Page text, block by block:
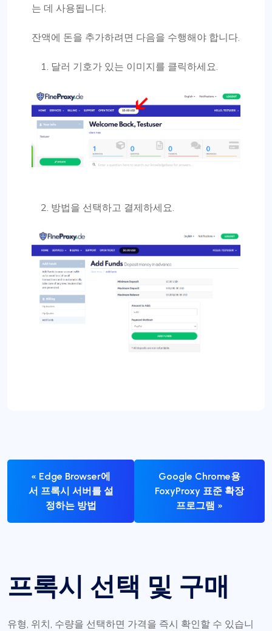
는 데 사용됩니다.
잔액에 돈을 추가하려면 다음을 수행해야 합니다.
달러 기호가 있는 이미지를 클릭하세요.
방법을 선택하고 결제하세요.
« Edge Browser에
서 프록시 서버를 설
정하는 방법
Google Chrome용
FoxyProxy 표준 확장
프로그램 »
프록시 선택 및 구매
유형, 위치, 수량을 선택하면 가격을 즉시 확인할 수 있습니